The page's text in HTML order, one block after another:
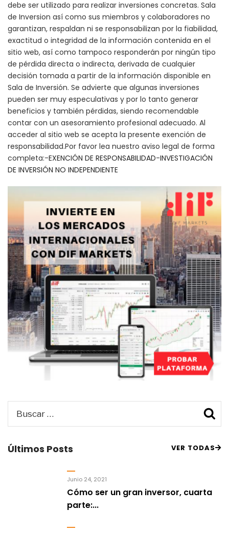
debe ser utilizado para realizar inversiones concretas. Sala
de Inversion así como sus miembros y colaboradores no
garantizan, respaldan ni se responsabilizan por la fiabilidad,
exactitud o integridad de la información contenida en el
sitio web, así como tampoco responderán por ningún tipo
de pérdida directa o indirecta, derivada de cualquier
decisión tomada a partir de la información disponible en
Sala de Inversión. Se advierte que algunas inversiones
pueden ser muy especulativas y por lo tanto generar
beneficios y también pérdidas, siendo recomendable
contar con un asesoramiento profesional adecuado. Al
acceder al sitio web se acepta la presente exención de
responsabilidad.Por favor lea nuestro aviso legal de forma
completa:-EXENCIÓN DE RESPONSABILIDAD-INVESTIGACIÓN
DE INVERSIÓN NO INDEPENDIENTE
por:
Últimos Posts VER TODAS
Junio 24, 2021
Cómo ser un gran inversor, cuarta
parte:...